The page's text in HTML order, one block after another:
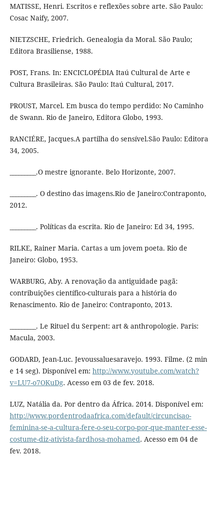
MATISSE, Henri. Escritos e reflexões sobre arte. São Paulo:
Cosac Naify, 2007.
NIETZSCHE, Friedrich. Genealogia da Moral. São Paulo;
Editora Brasiliense, 1988.
POST, Frans. In: ENCICLOPÉDIA Itaú Cultural de Arte e
Cultura Brasileiras. São Paulo: Itaú Cultural, 2017.
PROUST, Marcel. Em busca do tempo perdido: No Caminho
de Swann. Rio de Janeiro, Editora Globo, 1993.
RANCIÉRE, Jacques.A partilha do sensível.São Paulo: Editora
34, 2005.
_________.O mestre ignorante. Belo Horizonte, 2007.
_________. O destino das imagens.Rio de Janeiro:Contraponto,
2012.
_________. Políticas da escrita. Rio de Janeiro: Ed 34, 1995.
RILKE, Rainer Maria. Cartas a um jovem poeta. Rio de
Janeiro: Globo, 1953.
WARBURG, Aby. A renovação da antiguidade pagã:
contribuições científico-culturais para a história do
Renascimento. Rio de Janeiro: Contraponto, 2013.
_________. Le Rituel du Serpent: art & anthropologie. Paris:
Macula, 2003.
GODARD, Jean-Luc. Jevoussaluesaravejo. 1993. Filme. (2 min
e 14 seg). Disponível em: http://www.youtube.com/watch?
v=LU7-o7OKuDg. Acesso em 03 de fev. 2018.
LUZ, Natália da. Por dentro da África. 2014. Disponível em:
http://www.pordentrodaafrica.com/default/circuncisao-
feminina-se-a-cultura-fere-o-seu-corpo-por-que-manter-esse-
costume-diz-ativista-fardhosa-mohamed. Acesso em 04 de
fev. 2018.